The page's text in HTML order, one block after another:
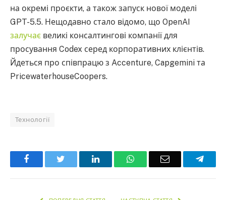
на окремі проєкти, а також запуск нової моделі
GPT-5.5. Нещодавно стало відомо, що OpenAI
залучає великі консалтингові компанії для
просування Codex серед корпоративних клієнтів.
Йдеться про співпрацю з Accenture, Capgemini та
PricewaterhouseCoopers.
Технології
Facebook LinkedInWhatsAppEmail